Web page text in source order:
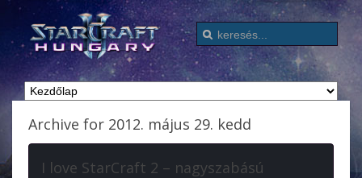
Archive for 2012. május 29. kedd
I love StarCraft 2 – nagyszabású